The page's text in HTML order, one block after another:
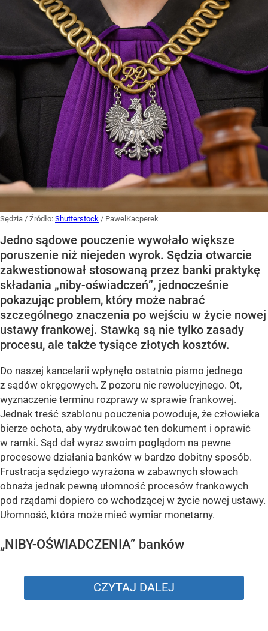
Sędzia / Źródło: Shutterstock / PawelKacperek
Jedno sądowe pouczenie wywołało większe
poruszenie niż niejeden wyrok. Sędzia otwarcie
zakwestionował stosowaną przez banki praktykę
składania „niby-oświadczeń”, jednocześnie
pokazując problem, który może nabrać
szczególnego znaczenia po wejściu w życie nowej
ustawy frankowej. Stawką są nie tylko zasady
procesu, ale także tysiące złotych kosztów.
Do naszej kancelarii wpłynęło ostatnio pismo jednego
z sądów okręgowych. Z pozoru nic rewolucyjnego. Ot,
wyznaczenie terminu rozprawy w sprawie frankowej.
Jednak treść szablonu pouczenia powoduje, że człowieka
bierze ochota, aby wydrukować ten dokument i oprawić
w ramki. Sąd dał wyraz swoim poglądom na pewne
procesowe działania banków w bardzo dobitny sposób.
Frustracja sędziego wyrażona w zabawnych słowach
obnaża jednak pewną ułomność procesów frankowych
pod rządami dopiero co wchodzącej w życie nowej ustawy.
Ułomność, która może mieć wymiar monetarny.
„NIBY-OŚWIADCZENIA” banków
CZYTAJ DALEJ